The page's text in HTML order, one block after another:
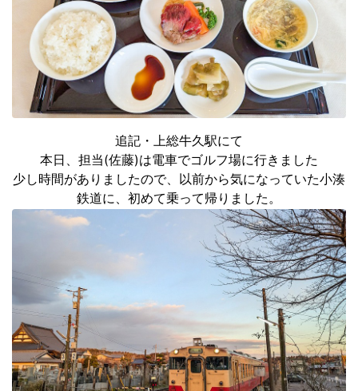
追記・上総牛久駅にて
本日、担当(佐藤)は電車でゴルフ場に行きました
少し時間がありましたので、以前から気になっていた小湊
鉄道に、初めて乗って帰りました。